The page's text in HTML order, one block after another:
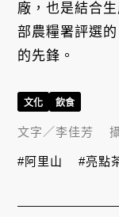
廠，也是結合
部農糧署評選
的先鋒。
文化 飲食
文字／李佳芳
#阿里山 #亮點